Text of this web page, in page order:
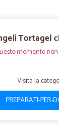
Tortagel
momento
Visita la
PREPARATI-PER-